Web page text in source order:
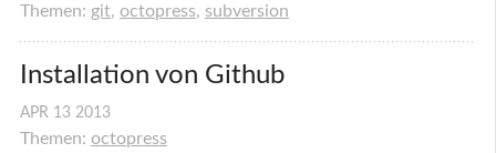
Themen: git, octopress, subversion
Installation von Github
APR 13 2013
Themen: octopress